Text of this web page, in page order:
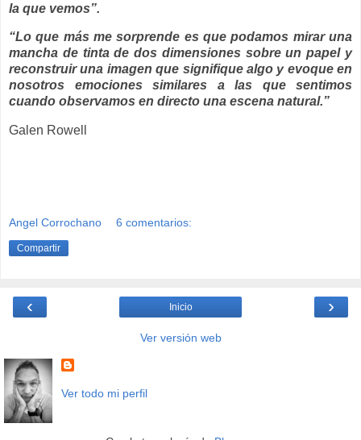
la que vemos”.
“Lo que más me sorprende es que podamos mirar una
mancha de tinta de dos dimensiones sobre un papel y
reconstruir una imagen que signifique algo y evoque en
nosotros emociones similares a las que sentimos
cuando observamos en directo una escena natural.”
Galen Rowell
Angel Corrochano 6 comentarios:
Compartir
‹ ›
Inicio
Ver versión web
Ver todo mi perfil